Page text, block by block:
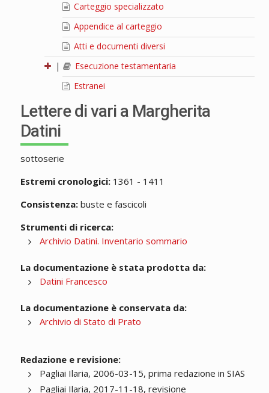
Carteggio specializzato
Appendice al carteggio
Atti e documenti diversi
|
Esecuzione testamentaria
Estranei
Lettere di vari a Margherita
Datini
sottoserie
Estremi cronologici:1361 - 1411
Consistenza:buste e fascicoli
Strumenti di ricerca:
Archivio Datini. Inventario sommario
La documentazione è stata prodotta da:
Datini Francesco
La documentazione è conservata da:
Archivio di Stato di Prato
Redazione e revisione:
Pagliai Ilaria, 2006-03-15, prima redazione in SIAS
Pagliai Ilaria, 2017-11-18, revisione